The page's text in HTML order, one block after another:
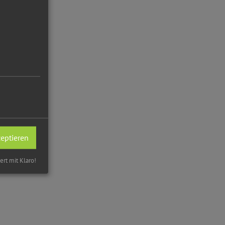
mit Klaro!